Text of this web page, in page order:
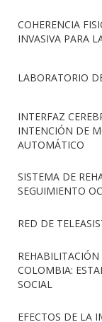
COHERENCIA
INVASIVA PARA
LABORATORIO
INTERFAZ
INTENCIÓN DE
AUTOMÁTICO
SISTEMA DE
SEGUIMIENTO
RED DE
COLOMBIA:
SOCIAL
EFECTOS DE LA